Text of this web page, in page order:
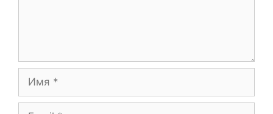
и
я